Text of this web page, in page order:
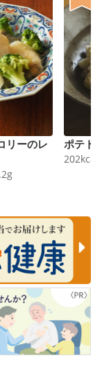
リーのレ
g
ポテト
202kcal